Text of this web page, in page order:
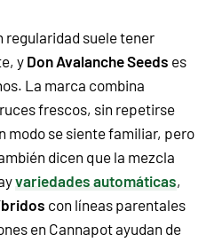
regularidad suele tener
y Don Avalanche Seeds es
La marca combina
frescos, sin repetirse
modo se siente familiar, pero
dicen que la mezcla
variedades automáticas,
con líneas parentales
en Cannapot ayudan de